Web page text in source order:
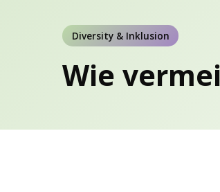
Diversity & Inklusion
Wie